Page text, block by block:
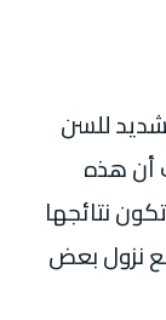
للسن
أن هذه
نتائجها
نزول بعض